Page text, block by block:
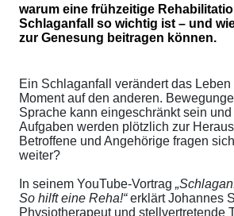
warum eine frühzeitige
Schlaganfall so wichtig ist – und
zur Genesung beitragen können.
Ein Schlaganfall verändert das
Moment auf den anderen.
Sprache kann eingeschränkt sein
Aufgaben werden plötzlich zur
Betroffene und Angehörige fragen
weiter?
In seinem YouTube-Vortrag
So hilft eine Reha!“erklärt Johannes
Physiotherapeut und stellvertretende